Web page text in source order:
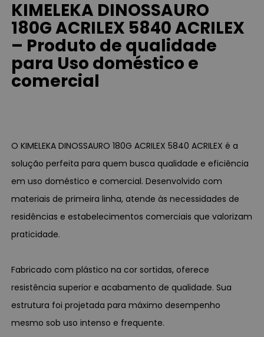
KIMELEKA DINOSSAURO
180G ACRILEX 5840 ACRILEX
– Produto de qualidade
para Uso doméstico e
comercial
O KIMELEKA DINOSSAURO 180G ACRILEX 5840 ACRILEX é a
solução perfeita para quem busca qualidade e eficiência
em uso doméstico e comercial. Desenvolvido com
materiais de primeira linha, atende às necessidades de
residências e estabelecimentos comerciais que valorizam
praticidade.
Fabricado com plástico na cor sortidas, oferece
resistência superior e acabamento de qualidade. Sua
estrutura foi projetada para máximo desempenho
mesmo sob uso intenso e frequente.